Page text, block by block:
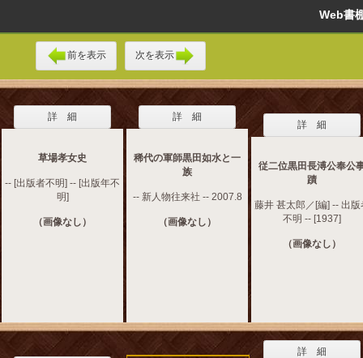
Web
前を表示 次を表示
詳 細
草場孝女史
-- [出版者不明] -- [出版年不
明]
（画像なし）
詳 細
稀代の軍師黒田如水と一
族
-- 新人物往来社 -- 2007.8
（画像なし）
詳 細
従二位黒田長溥公奉公
蹟
藤井 甚太郎／[編] -- 出版
不明 -- [1937]
（画像なし）
詳 細